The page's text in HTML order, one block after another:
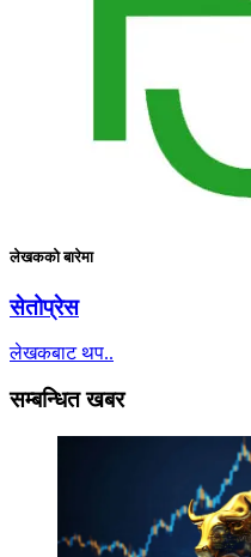
लेखकको बारेमा
सेतोप्रेस
लेखकबाट थप..
सम्बन्धित खबर